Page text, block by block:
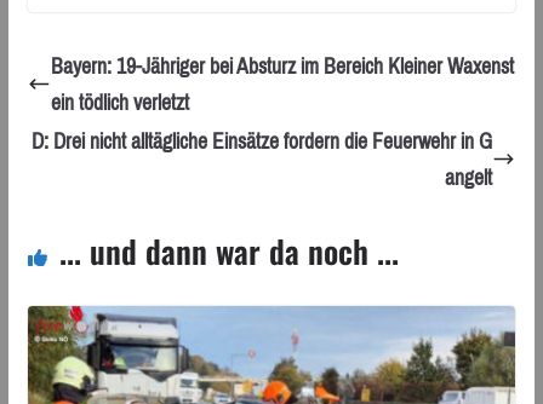
Bayern: 19-Jähriger bei Absturz im Bereich Kleiner Waxenst
ein tödlich verletzt
D: Drei nicht alltägliche Einsätze fordern die Feuerwehr in G
angelt
... und dann war da noch ...